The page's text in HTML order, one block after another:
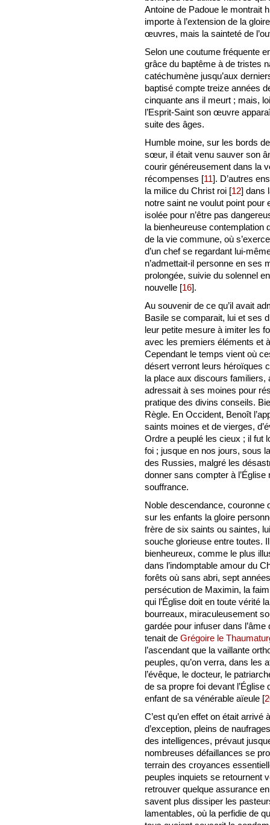
Antoine de Padoue le montrait
importe à l’extension de la
œuvres, mais la sainteté de
Selon une coutume fréquente
grâce du baptême à de tristes
catéchumène jusqu’aux
baptisé compte treize années
cinquante ans il meurt ; mais,
l’Esprit-Saint son œuvre
suite des âges.
Humble moine, sur les bords
sœur, il était venu sauver son
courir généreusement dans la
récompenses [11]. D’autres
la milice du Christ roi [12] dans
notre saint ne voulut point
isolée pour n’être pas
la bienheureuse contemplation
de la vie commune, où
d’un chef se regardant lui-
n’admettait-il personne en ses
prolongée, suivie du solennel
nouvelle [16].
Au souvenir de ce qu’il avait
Basile se comparait, lui et ses
leur petite mesure à imiter les
avec les premiers éléments et
Cependant le temps vient où
désert verront leurs héroïques
la place aux discours
adressait à ses moines pour
pratique des divins conseils.
Règle. En Occident, Benoît
saints moines et de vierges,
Ordre a peuplé les cieux ; il fut
foi ; jusque en nos jours, sous
des Russies, malgré les
donner sans compter à
souffrance.
Noble descendance, couronne
sur les enfants la gloire
frère de six saints ou saintes,
souche glorieuse entre toutes.
bienheureux, comme le plus
dans l’indomptable amour du
forêts où sans abri, sept
persécution de Maximin, la
qui l’Église doit en toute vérité
bourreaux, miraculeusement
gardée pour infuser dans
tenait de Grégoire le
l’ascendant que la vaillante
peuples, qu’on verra, dans les
l’évêque, le docteur, le
de sa propre foi devant l’Église
enfant de sa vénérable aïeule [
C’est qu’en effet on était
d’exception, pleins de
des intelligences, prévaut
nombreuses défaillances se
terrain des croyances
peuples inquiets se retournent
retrouver quelque assurance
savent plus dissiper les
lamentables, où la perfidie de